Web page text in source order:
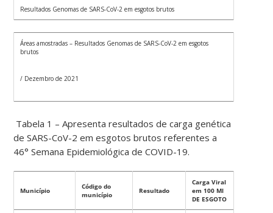
Resultados Genomas de SARS-CoV-2 em esgotos brutos
Áreas amostradas – Resultados Genomas de SARS-CoV-2 em esgotos
brutos
/ Dezembro de 2021
Tabela 1 – Apresenta resultados de carga genética
de SARS-CoV-2 em esgotos brutos referentes a
46° Semana Epidemiológica de COVID-19.
Município
Código do
município
Resultado
Carga Viral
em 100 Ml
DE ESGOTO